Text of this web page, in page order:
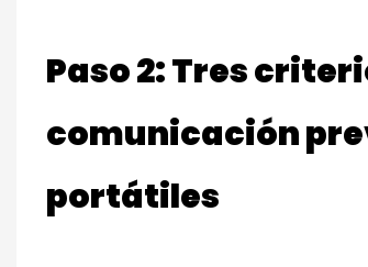
Paso 2: Tres
comunicación
portátiles